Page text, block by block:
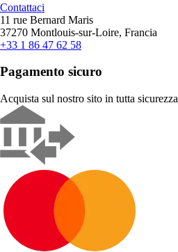
Contattaci
11 rue Bernard Maris
37270 Montlouis-sur-Loire, Francia
+33 1 86 47 62 58
Pagamento sicuro
Acquista sul nostro sito in tutta sicurezza